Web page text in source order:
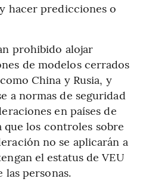
hacer predicciones o
prohibido alojar
de modelos cerrados
China y Rusia, y
a normas de seguridad
en países de
que los controles sobre
no se aplicarán a
el estatus de VEU
las personas.